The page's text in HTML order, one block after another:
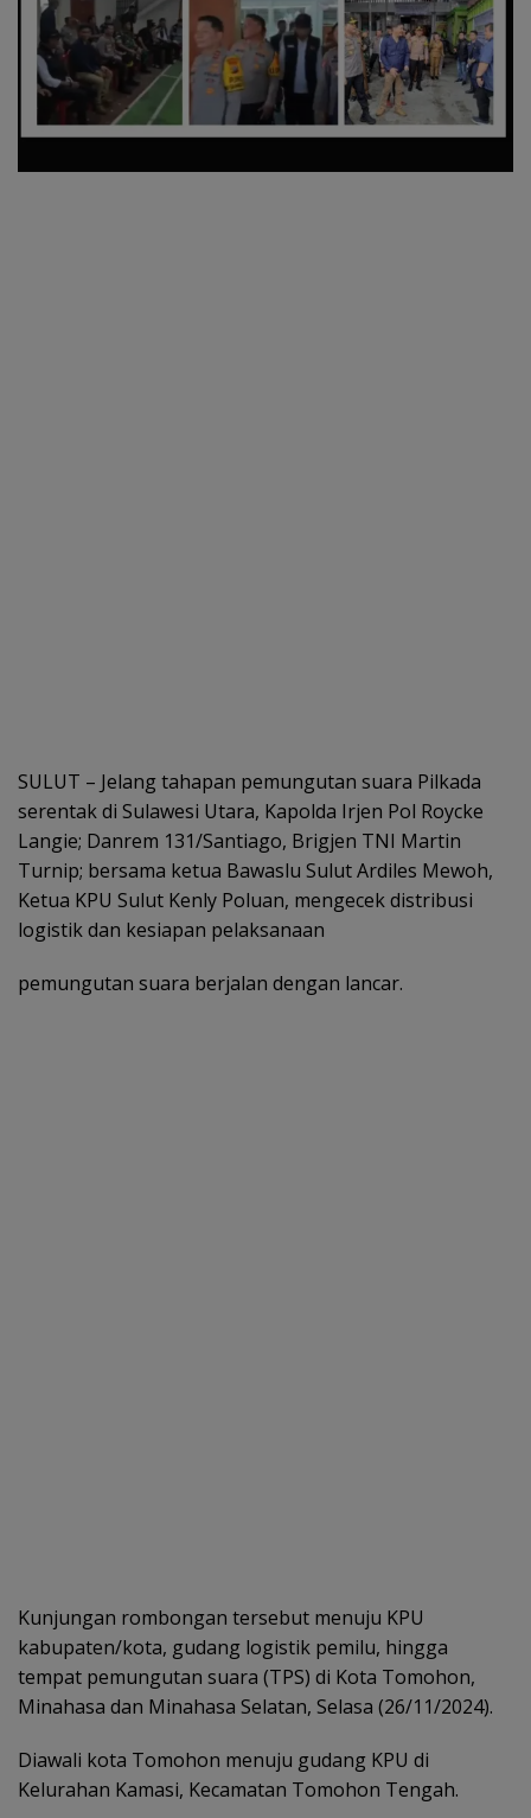
SULUT – Jelang tahapan pemungutan suara Pilkada
serentak di Sulawesi Utara, Kapolda Irjen Pol Roycke
Langie; Danrem 131/Santiago, Brigjen TNI Martin
Turnip; bersama ketua Bawaslu Sulut Ardiles Mewoh,
Ketua KPU Sulut Kenly Poluan, mengecek distribusi
logistik dan kesiapan pelaksanaan
pemungutan suara berjalan dengan lancar.
Kunjungan rombongan tersebut menuju KPU
kabupaten/kota, gudang logistik pemilu, hingga
tempat pemungutan suara (TPS) di Kota Tomohon,
Minahasa dan Minahasa Selatan, Selasa (26/11/2024).
Diawali kota Tomohon menuju gudang KPU di
Kelurahan Kamasi, Kecamatan Tomohon Tengah.